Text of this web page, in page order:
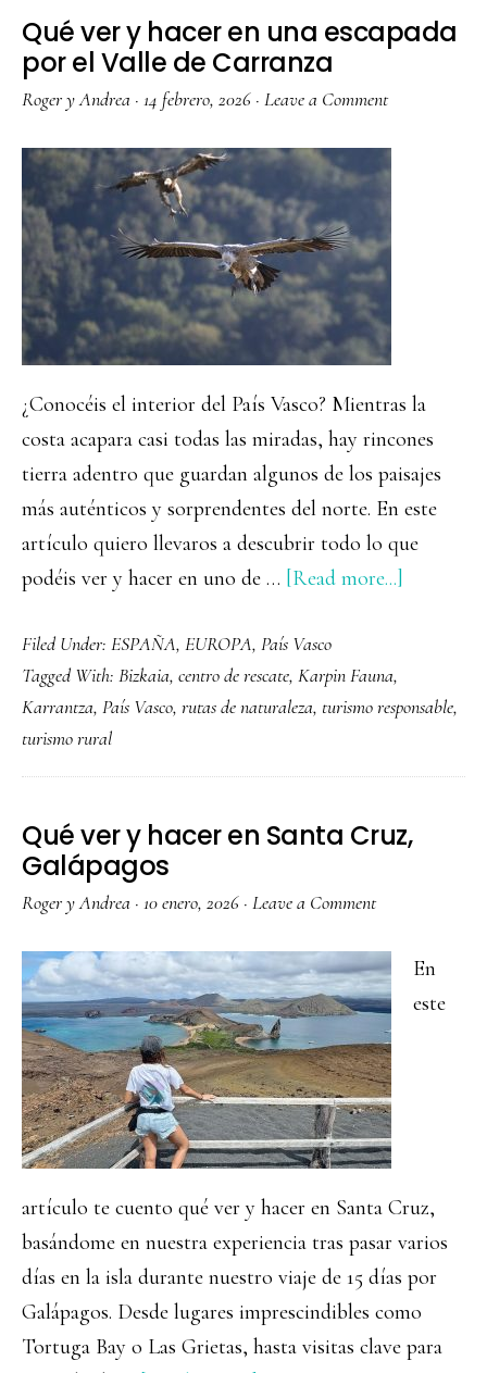
islas,
Qué ver y hacer en una escapada
por el Valle de Carranza
Roger y Andrea · 14 febrero, 2026 · Leave a Comment
¿Conocéis el interior del País Vasco? Mientras la
costa acapara casi todas las miradas, hay rincones
tierra adentro que guardan algunos de los paisajes
más auténticos y sorprendentes del norte. En este
artículo quiero llevaros a descubrir todo lo que
podéis ver y hacer en uno de … [Read more...]
hacer
una
por
de
Carranza
Filed Under: ESPAÑA, EUROPA, País Vasco
Tagged With: Bizkaia, centro de rescate, Karpin Fauna,
Karrantza, País Vasco, rutas de naturaleza, turismo responsable,
turismo rural
Qué ver y hacer en Santa Cruz,
Galápagos
Roger y Andrea · 10 enero, 2026 · Leave a Comment
En
este
artículo te cuento qué ver y hacer en Santa Cruz,
basándome en nuestra experiencia tras pasar varios
días en la isla durante nuestro viaje de 15 días por
Galápagos. Desde lugares imprescindibles como
Tortuga Bay o Las Grietas, hasta visitas clave para